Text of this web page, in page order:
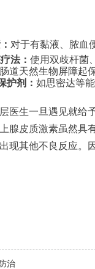
对于有黏液、脓血
法： 使用双歧杆菌
道天然生物屏障起
护剂 ： 如思密达等
医生一旦遇见就给
腺皮质激素虽然具
现其他不良反应。
治